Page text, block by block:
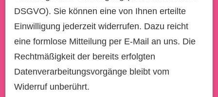
DSGVO). Sie können eine von Ihnen erteilte
Einwilligung jederzeit widerrufen. Dazu reicht
eine formlose Mitteilung per E-Mail an uns. Die
Rechtmäßigkeit der bereits erfolgten
Datenverarbeitungsvorgänge bleibt vom
Widerruf unberührt.